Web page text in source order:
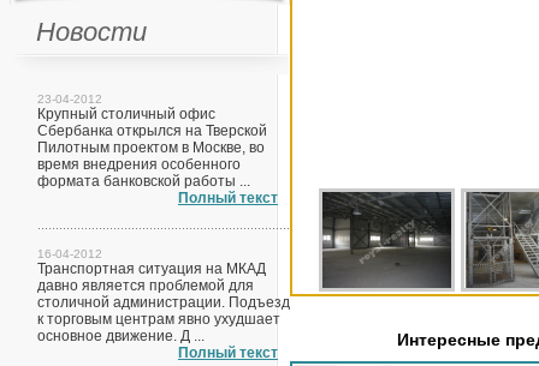
Новости
23-04-2012
Крупный столичный офис
Сбербанка открылся на Тверской
Пилотным проектом в Москве, во
время внедрения особенного
формата банковской работы ...
Полный текст
16-04-2012
Транспортная ситуация на МКАД
давно является проблемой для
столичной администрации. Подъезд
к торговым центрам явно ухудшает
основное движение. Д ...
Полный текст
Интересные